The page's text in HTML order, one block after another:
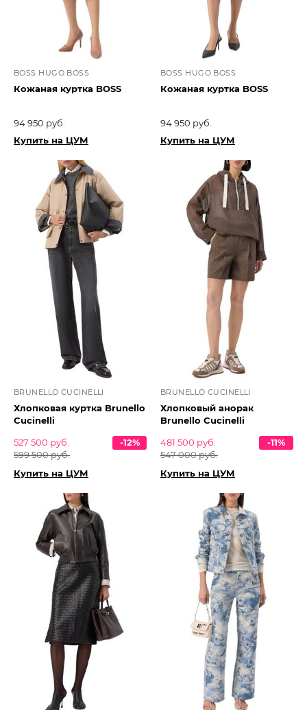
BOSS HUGO BOSS
Кожаная куртка BOSS
94 950 руб.
Купить на ЦУМ
BOSS HUGO BOSS
Кожаная куртка BOSS
94 950 руб.
Купить на ЦУМ
BRUNELLO CUCINELLI
Хлопковая куртка Brunello
Cucinelli
527 500 руб.
599 500 руб.
-12%
Купить на ЦУМ
BRUNELLO CUCINELLI
Хлопковый анорак
Brunello Cucinelli
481 500 руб.
547 000 руб.
-11%
Купить на ЦУМ